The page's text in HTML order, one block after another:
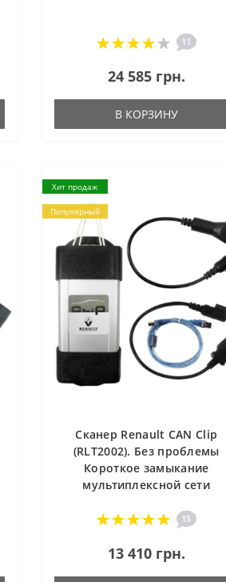
11
24 585 грн.
В КОРЗИНУ
Хит продаж
Популярный
Сканер Renault CAN Clip
(RLT2002). Без проблемы
Короткое замыкание
мультиплексной сети
15
13 410 грн.